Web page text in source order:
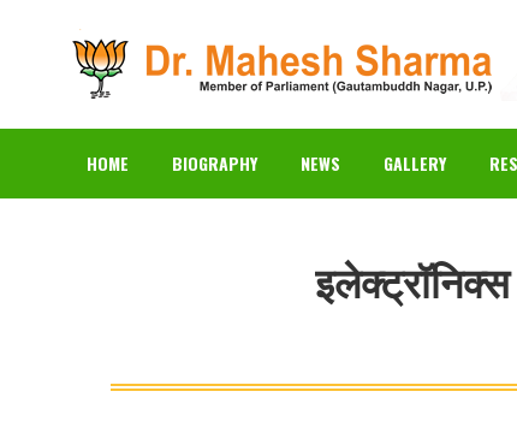
HOME BIOGRAPHY NEWS GALLERY